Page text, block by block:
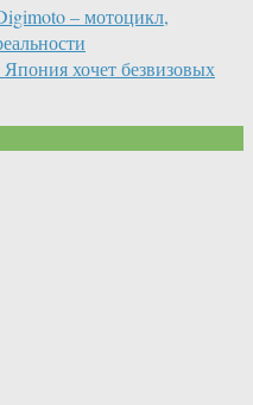
– мотоцикл,
Япония хочет безвизовых